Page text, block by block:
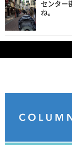
センター
ね。